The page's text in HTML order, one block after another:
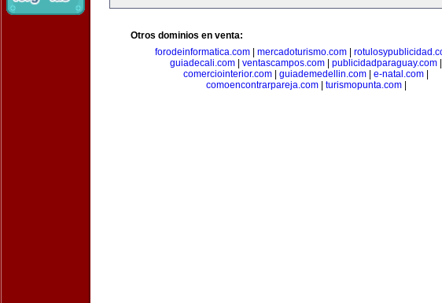
Otros dominios en venta:
forodeinformatica.com| mercadoturismo.com|
guiadecali.com
ventascampos.com publicidadparaguay.com
comerciointerior.com
guiademedellin.com e-natal.com
comoencontrarpareja.com| turismopunta.com|